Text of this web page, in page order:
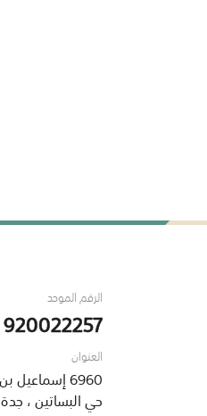
الرقم الموحد
920022257
العنوان
6960 إسماعيل بن كثير
حي البساتين ، جدة 23719